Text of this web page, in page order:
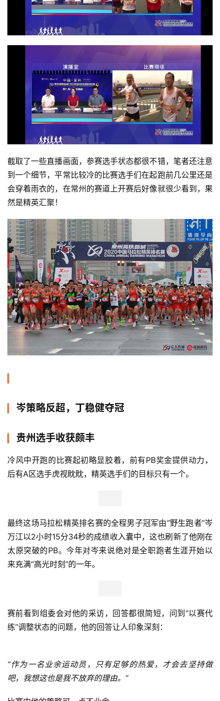
比
赛
观
备
练
视
频
户
精
选
运
截取了一些直播画面，参赛选手状态都很不错，笔者还注意
到一个细节，平常比较冷的比赛选手们在起跑前几公里还是
会穿着雨衣的，在常州的赛道上开赛后好像就很少看到，果
然是精英汇聚！
岑策略反超，丁稳健夺冠
贵州选手收获颇丰
冷风中开跑的比赛起初略显胶着，前有PB奖金提供动力，
后有A区选手虎视眈眈，精英选手们的目标只有一个。
最终这场马拉松精英排名赛的全程男子冠军由“野生跑者”岑
万江以2小时15分34秒的成绩收入囊中，这也刷新了他刚在
太原突破的PB。今年对岑来说绝对是全职跑者生涯开始以
来充满“高光时刻”的一年。
赛前看到组委会对他的采访，回答都很简短，问到“以赛代
练”调整状态的问题，他的回答让人印象深刻：
“作为一名业余运动员，只有足够的热爱，才会去坚持做
吧，我想这也是我不放弃的理由。”